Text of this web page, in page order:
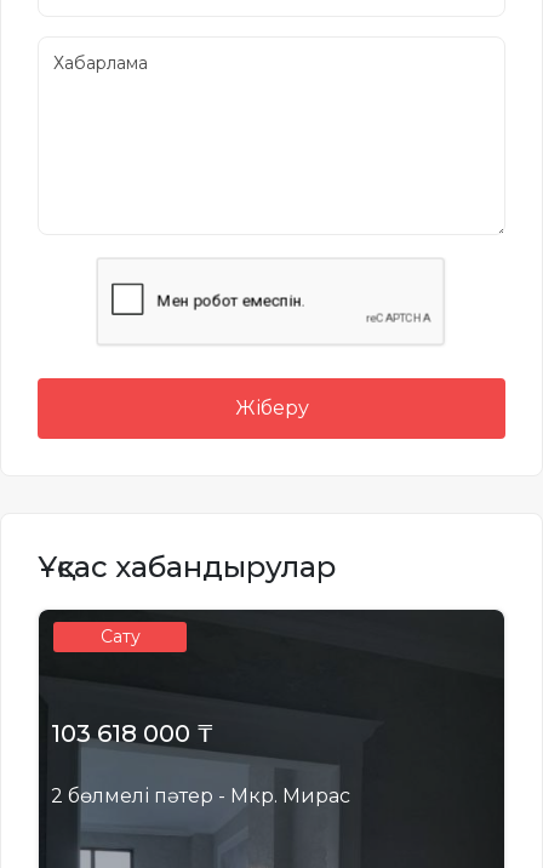
Жіберу
Ұқсас хабандырулар
Сату
103 618 000 ₸
2 бөлмелі пәтер - Мкр. Мирас